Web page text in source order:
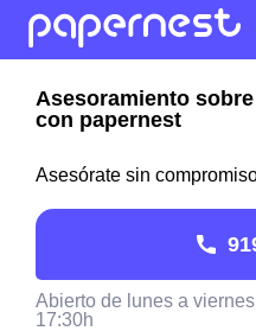
Asesoramiento
con papernest
Asesórate sin
Abierto de lunes a
17:30h